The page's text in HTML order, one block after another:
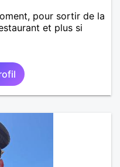
pour sortir de la
et plus si